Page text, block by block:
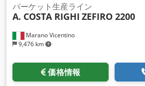
Marano Vicentino
9,476 km
パーケット生産ライン
A. COSTA RIGHI ZEFIRO 2200
価格情報